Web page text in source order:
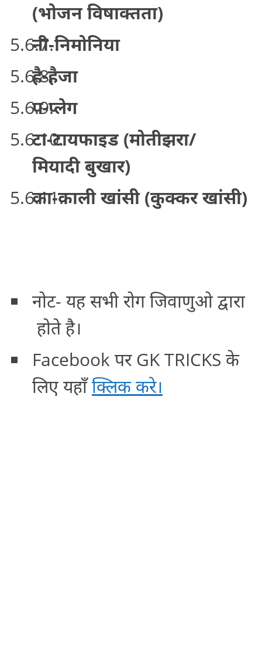
(भोजन विषाक्तता)
नी-निमोनिया
है-हैजा
प-प्लेग
टा-टायफाइड (मोतीझरा/
मियादी बुखार)
का-काली खांसी (कुक्कर खांसी)
नोट- यह सभी रोग जिवाणुओ द्वारा
होते है।
Facebook पर GK TRICKS के
लिए यहाँक्लिक करे।